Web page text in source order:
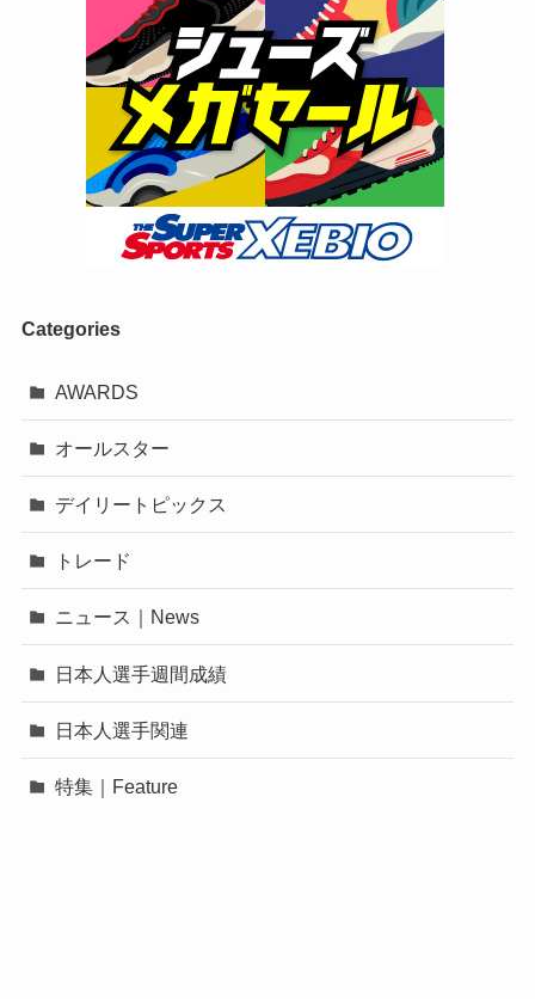
Categories
AWARDS
オールスター
デイリートピックス
トレード
ニュース｜News
日本人選手週間成績
日本人選手関連
特集｜Feature